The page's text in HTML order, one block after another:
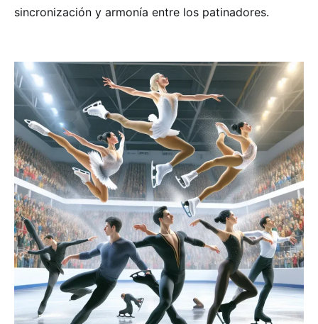
sincronización y armonía entre los patinadores.